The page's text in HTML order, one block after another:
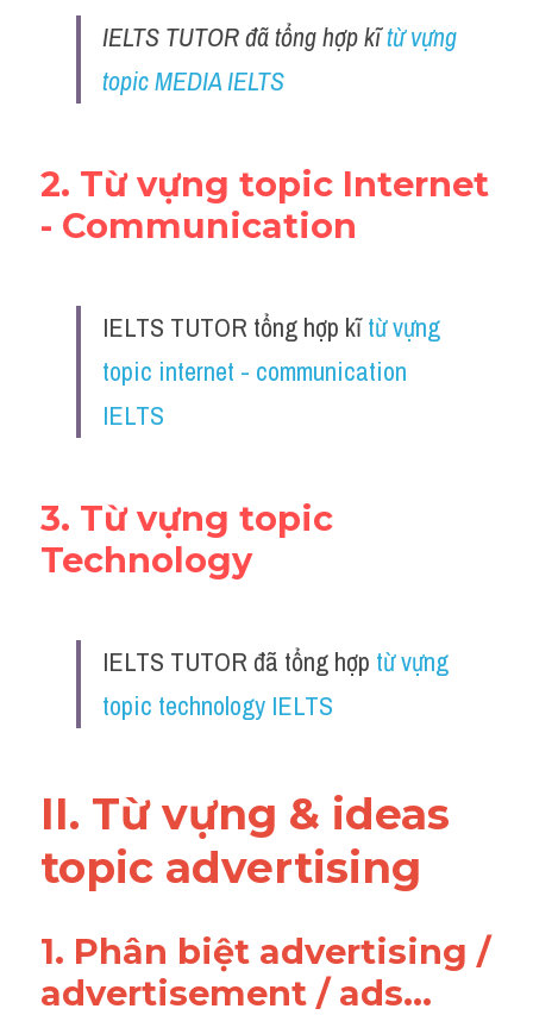
Task 1
Phân biệt từ
Report đề thi thật IELTS
IELTS Advice
Speaking
Writing
Homepage
IELTS TUTOR đã tổng hợp kĩ từ vựng
topic MEDIA IELTS
2. Từ vựng topic Internet
- Communication
IELTS TUTOR tổng hợp kĩ từ vựng
topic internet - communication
IELTS
3. Từ vựng topic
Technology
IELTS TUTOR đã tổng hợp từ vựng
topic technology IELTS
II. Từ vựng & ideas
topic advertising
1. Phân biệt advertising /
advertisement / ads...